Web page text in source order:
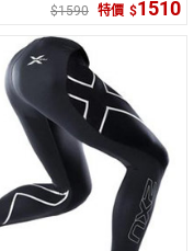
1590 特價 1510